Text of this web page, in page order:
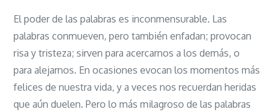
El poder de las palabras es inconmensurable. Las
palabras conmueven, pero también enfadan; provocan
risa y tristeza; sirven para acercarnos a los demás, o
para alejarnos. En ocasiones evocan los momentos más
felices de nuestra vida, y a veces nos recuerdan heridas
que aún duelen. Pero lo más milagroso de las palabras